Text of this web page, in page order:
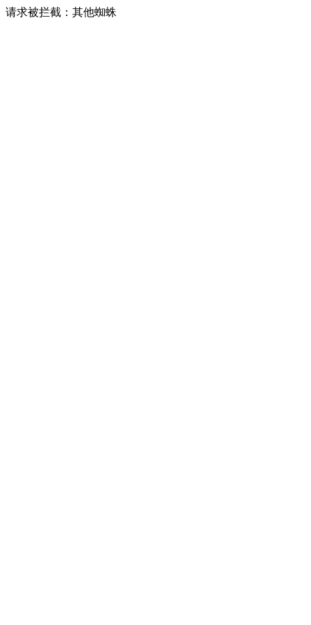
请求被拦截：其他蜘蛛